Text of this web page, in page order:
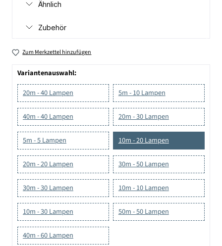
Ähnlich
Zubehör
Zum Merkzettel hinzufügen
Variantenauswahl:
20m - 40 Lampen
5m - 10 Lampen
40m - 40 Lampen 20m - 30 Lampen
5m - 5 Lampen 10m - 20 Lampen
20m - 20 Lampen 30m - 50 Lampen
30m - 30 Lampen 10m - 10 Lampen
10m - 30 Lampen 50m - 50 Lampen
40m - 60 Lampen